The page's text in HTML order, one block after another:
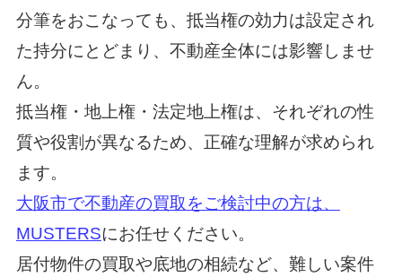
分筆をおこなっても、抵当権の効力は設定され
た持分にとどまり、不動産全体には影響しませ
ん。
抵当権・地上権・法定地上権は、それぞれの性
質や役割が異なるため、正確な理解が求められ
ます。
大阪市で不動産の買取をご検討中の方は、
MUSTERSにお任せください。
居付物件の買取や底地の相続など、難しい案件